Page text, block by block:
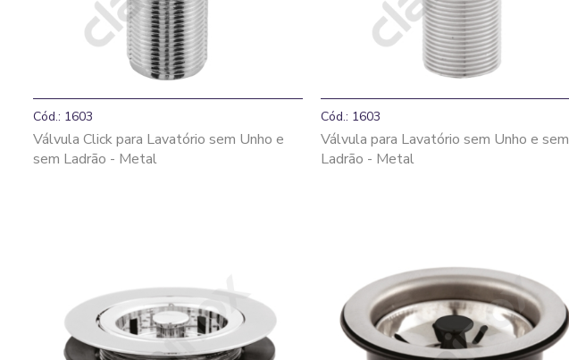
Cód.: 1603
Válvula Click para Lavatório sem Unho e
sem Ladrão - Metal
Cód.: 1603
Válvula para Lavatório sem Unho e sem
Ladrão - Metal